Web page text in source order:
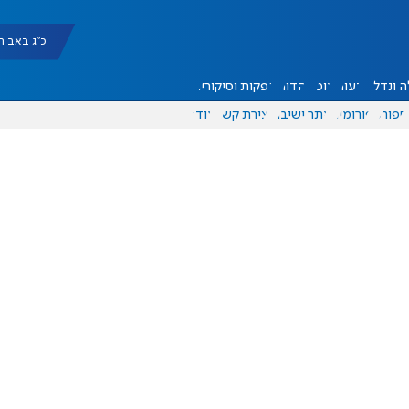
כ"ג באב תשפ"ו
ונדל"ן דעות אוכל יהדות הפקות וסיקורים
ספורט פורומים אתר ישיבה יצירת קשר עוד